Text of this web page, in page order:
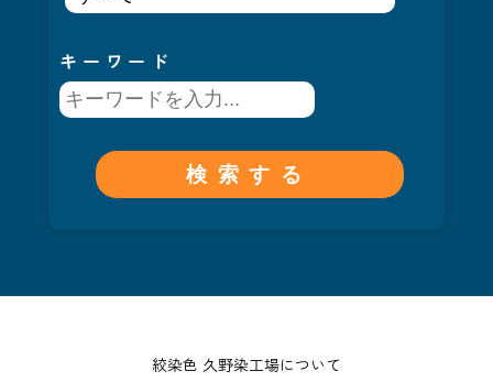
キーワード
絞染色 久野染工場について